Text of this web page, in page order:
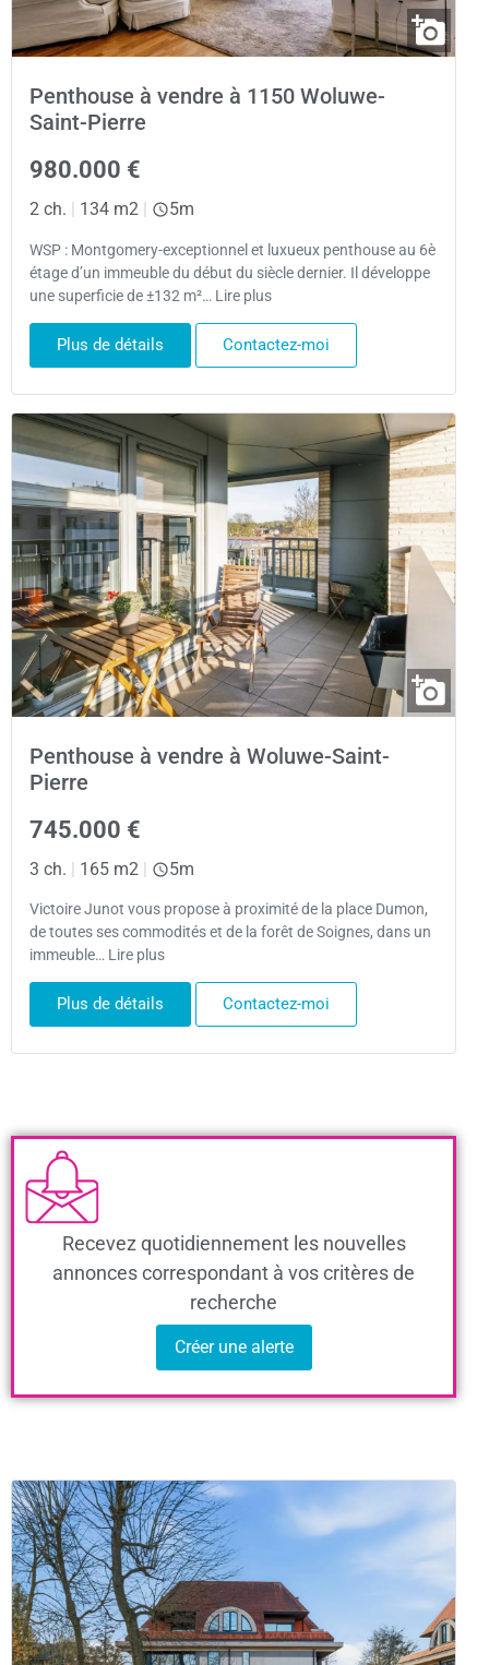
Penthouse à vendre à 1150 Woluwe-
Saint-Pierre
980.000 €
2 ch. 134 m2 5m
WSP : Montgomery-exceptionnel et luxueux penthouse au 6è
étage d’un immeuble du début du siècle dernier. Il développe
une superficie de ±132 m²… Lire plus
Plus de détails Contactez-moi
Penthouse à vendre à Woluwe-Saint-
Pierre
745.000 €
3 ch. | 165 m2 | 5m
Victoire Junot vous propose à proximité de la place Dumon,
de toutes ses commodités et de la forêt de Soignes, dans un
immeuble… Lire plus
Plus de détails Contactez-moi
Recevez quotidiennement les nouvelles
annonces correspondant à vos critères de
recherche
Créer une alerte